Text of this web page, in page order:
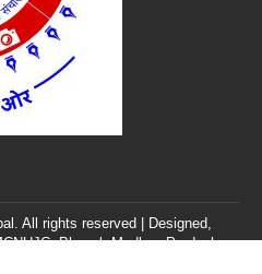
All rights reserved | Designed,
, Bhopal, Madhya Pradesh,